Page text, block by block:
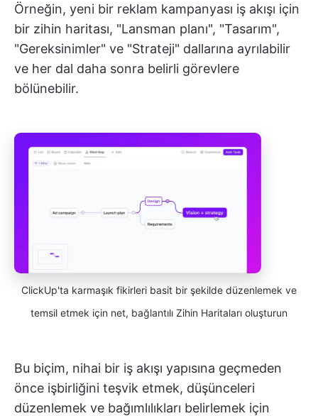
Örneğin, yeni bir reklam kampanyası iş akışı için
bir zihin haritası, "Lansman planı", "Tasarım",
"Gereksinimler" ve "Strateji" dallarına ayrılabilir
ve her dal daha sonra belirli görevlere
bölünebilir.
ClickUp'ta karmaşık fikirleri basit bir şekilde düzenlemek ve
temsil etmek için net, bağlantılı Zihin Haritaları oluşturun
Bu biçim, nihai bir iş akışı yapısına geçmeden
önce işbirliğini teşvik etmek, düşünceleri
düzenlemek ve bağımlılıkları belirlemek için